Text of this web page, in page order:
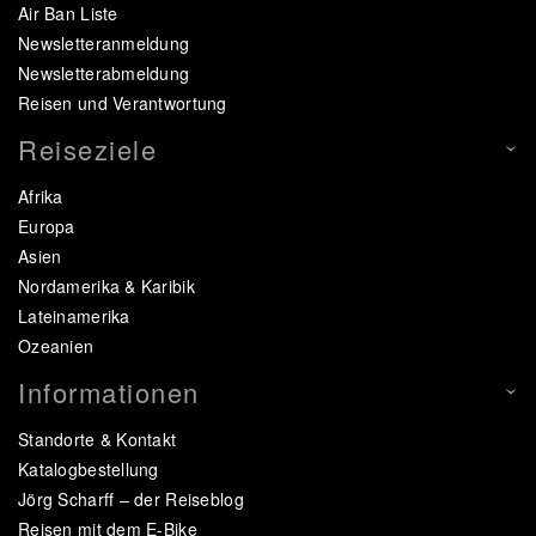
Air Ban Liste
Newsletteranmeldung
Newsletterabmeldung
Reisen und Verantwortung
Reiseziele
Afrika
Europa
Asien
Nordamerika & Karibik
Lateinamerika
Ozeanien
Informationen
Standorte & Kontakt
Katalogbestellung
Jörg Scharff – der Reiseblog
Reisen mit dem E-Bike